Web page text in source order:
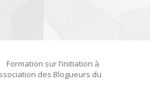
Formation sur l’initiation à
des Blogueurs du